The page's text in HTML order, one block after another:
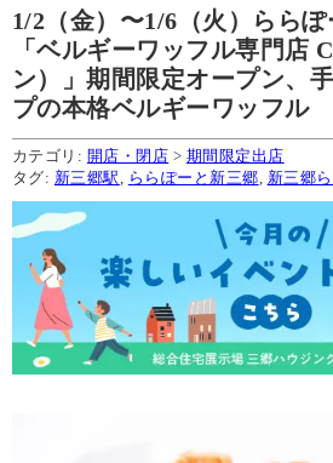
1/2（金）〜1/6（火）らら
「ベルギーワッフル専門店
ン）」期間限定オープン、
プの本格ベルギーワッフル
カテゴリ: 開店・閉店 > 期間限定出店
タグ: 新三郷駅, ららぽーと新三郷, 新三郷